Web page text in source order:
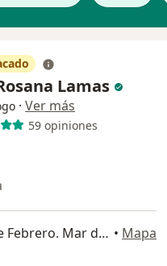
Lamas
· Ver más
59 opiniones
Córdoba 1299, esq 3 de Febrero. Mar del Plata, Buenos Aires, Argentina, Mar del Plata • Mapa